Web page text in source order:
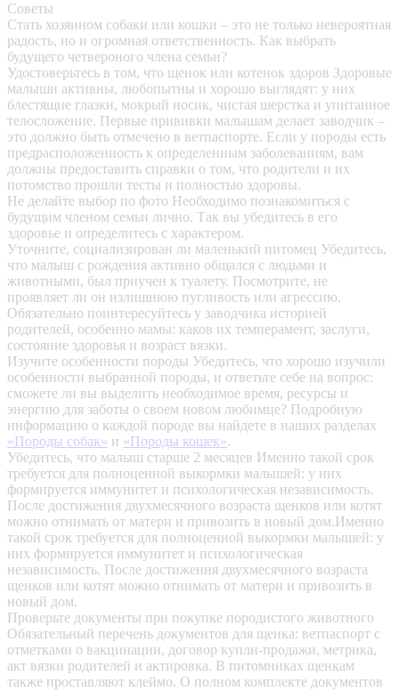
Советы
Стать хозяином собаки или кошки – это не только невероятная
радость, но и огромная ответственность. Как выбрать
будущего четвероного члена семьи?
Удостоверьтесь в том, что щенок или котенок здоров Здоровые
малыши активны, любопытны и хорошо выглядят: у них
блестящие глазки, мокрый носик, чистая шерстка и упитанное
телосложение. Первые прививки малышам делает заводчик –
это должно быть отмечено в ветпаспорте. Если у породы есть
предрасположенность к определенным заболеваниям, вам
должны предоставить справки о том, что родители и их
потомство прошли тесты и полностью здоровы.
Не делайте выбор по фото Необходимо познакомиться с
будущим членом семьи лично. Так вы убедитесь в его
здоровье и определитесь с характером.
Уточните, социализирован ли маленький питомец Убедитесь,
что малыш с рождения активно общался с людьми и
животными, был приучен к туалету. Посмотрите, не
проявляет ли он излишнюю пугливость или агрессию.
Обязательно поинтересуйтесь у заводчика историей
родителей, особенно мамы: каков их темперамент, заслуги,
состояние здоровья и возраст вязки.
Изучите особенности породы Убедитесь, что хорошо изучили
особенности выбранной породы, и ответьте себе на вопрос:
сможете ли вы выделить необходимое время, ресурсы и
энергию для заботы о своем новом любимце? Подробную
информацию о каждой породе вы найдете в наших разделах
«Породы собак» и «Породы кошек».
Убедитесь, что малыш старше 2 месяцев Именно такой срок
требуется для полноценной выкормки малышей: у них
формируется иммунитет и психологическая независимость.
После достижения двухмесячного возраста щенков или котят
можно отнимать от матери и привозить в новый дом.Именно
такой срок требуется для полноценной выкормки малышей: у
них формируется иммунитет и психологическая
независимость. После достижения двухмесячного возраста
щенков или котят можно отнимать от матери и привозить в
новый дом.
Проверьте документы при покупке породистого животного
Обязательный перечень документов для щенка: ветпаспорт с
отметками о вакцинации, договор купли-продажи, метрика,
акт вязки родителей и актировка. В питомниках щенкам
также проставляют клеймо. О полном комплекте документов